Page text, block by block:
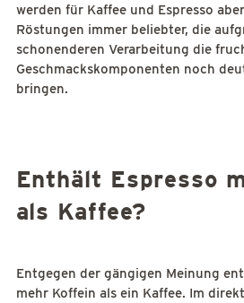
werden für Kaffee und Espresso
Röstungen immer beliebter, die
schonenderen Verarbeitung die
Geschmackskomponenten noch
bringen.
Enthält Espresso
als Kaffee?
Entgegen der gängigen Meinung
mehr Koffein als ein Kaffee. Im